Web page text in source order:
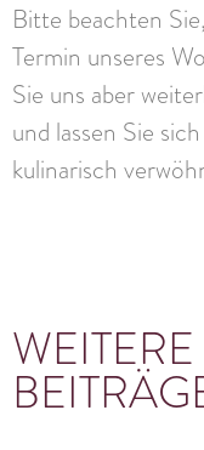
Bitte beachten
Termin unseres
Sie uns aber
und lassen Sie
kulinarisch